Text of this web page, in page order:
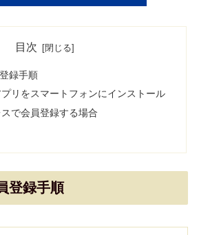
目次
録手順
リをスマートフォンにインストール
で会員登録する場合
登録手順